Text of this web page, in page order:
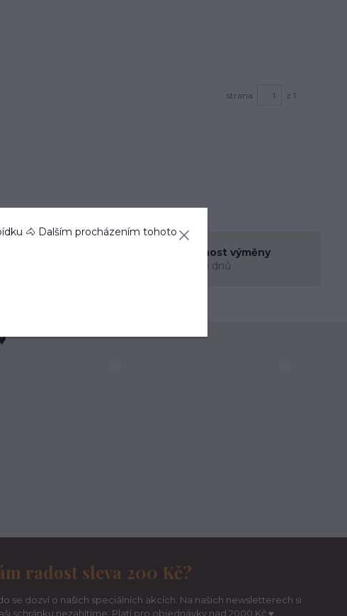
strana z 1
Možnost výměny
do 30 dnů
radost sleva 200 Kč?
se dozví o našich speciálních akcích. Na našich newsletterech si
schránku nezahltíme. Platí pro objednávky nad 2000 Kč ♥
🐴 Dalším procházením tohoto